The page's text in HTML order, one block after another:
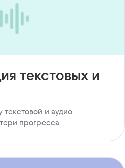
текстовых и
и аудио
прогресса